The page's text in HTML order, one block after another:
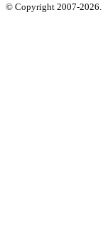
© Copyright 2007-2026.